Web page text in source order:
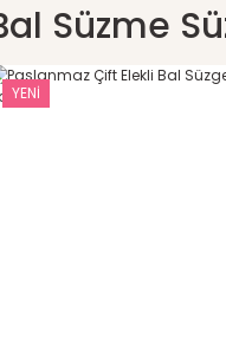
Süzme
YENİ